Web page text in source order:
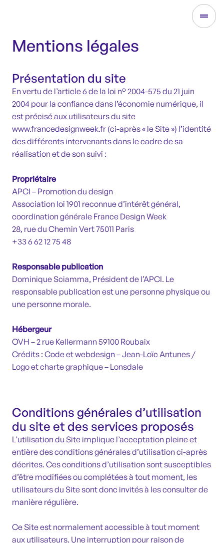
Mentions légales
Présentation du site
En vertu de l’article 6 de la loi n° 2004-575 du 21 juin
2004 pour la confiance dans l’économie numérique, il
est précisé aux utilisateurs du site
www.francedesignweek.fr (ci-après « le Site ») l’identité
des différents intervenants dans le cadre de sa
réalisation et de son suivi :
Propriétaire
APCI – Promotion du design
Association loi 1901 reconnue d’intérêt général,
coordination générale France Design Week
28, rue du Chemin Vert 75011 Paris
+33 6 62 12 75 48
Responsable publication
Dominique Sciamma, Président de l’APCI. Le
responsable publication est une personne physique ou
une personne morale.
Hébergeur
OVH – 2 rue Kellermann 59100 Roubaix
Crédits : Code et webdesign – Jean-Loïc Antunes /
Logo et charte graphique – Lonsdale
Conditions générales d’utilisation
du site et des services proposés
L’utilisation du Site implique l’acceptation pleine et
entière des conditions générales d’utilisation ci-après
décrites. Ces conditions d’utilisation sont susceptibles
d’être modifiées ou complétées à tout moment, les
utilisateurs du Site sont donc invités à les consulter de
manière régulière.
Ce Site est normalement accessible à tout moment
aux utilisateurs. Une interruption pour raison de